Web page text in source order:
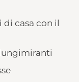
casa con il